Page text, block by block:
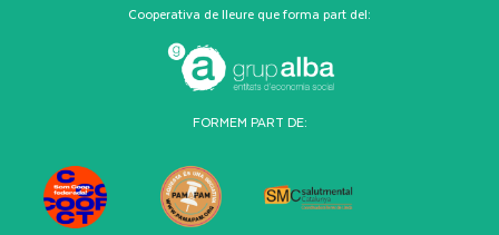
Cooperativa de lleure que forma part del:
FORMEM PART DE: